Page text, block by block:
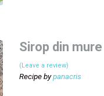
Sirop din mure
(Leave a review)
Recipe bypanacris